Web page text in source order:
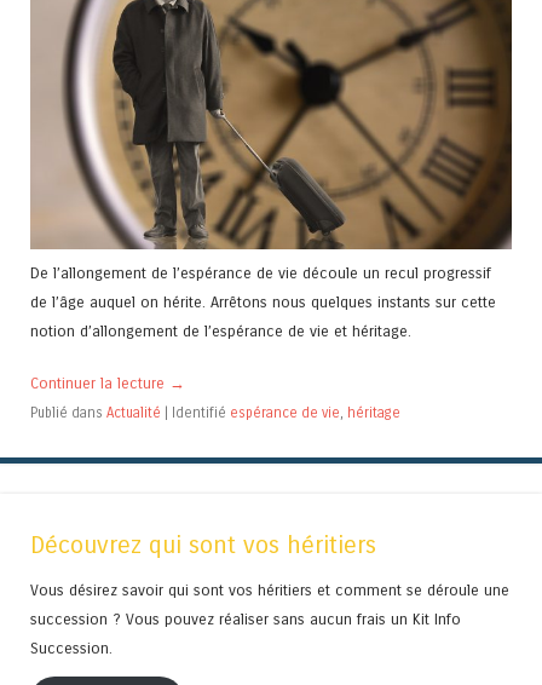
De l’allongement de l’espérance de vie découle un recul progressif
de l’âge auquel on hérite. Arrêtons nous quelques instants sur cette
notion d’allongement de l’espérance de vie et héritage.
Continuer la lecture →
Publié dans Actualité Identifié espérance de vie, héritage
Découvrez qui sont vos héritiers
Vous désirez savoir qui sont vos héritiers et comment se déroule une
succession ? Vous pouvez réaliser sans aucun frais un Kit Info
Succession.